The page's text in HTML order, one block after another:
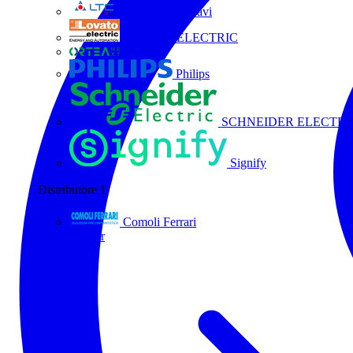
La Triveneta Cavi
LOVATO ELECTRIC
Philips
SCHNEIDER
Signify
Distributore 1
Comoli Ferrari
Tutti i partner